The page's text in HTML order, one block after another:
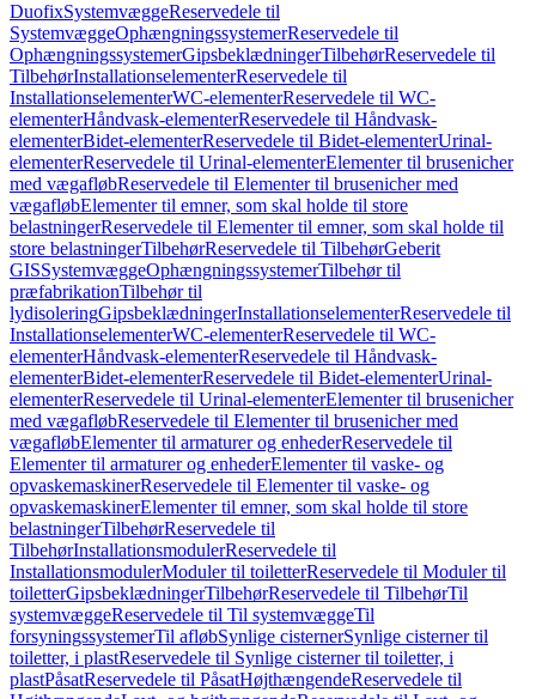
DuofixSystemvæggeReservedele til
SystemvæggeOphængningssystemerReservedele til
OphængningssystemerGipsbeklædningerTilbehørReservedele til
TilbehørInstallationselementerReservedele til
InstallationselementerWC-elementerReservedele til WC-
elementerHåndvask-elementerReservedele til Håndvask-
elementerBidet-elementerReservedele til Bidet-elementerUrinal-
elementerReservedele til Urinal-elementerElementer til brusenicher
med vægafløbReservedele til Elementer til brusenicher med
vægafløbElementer til emner, som skal holde til store
belastningerReservedele til Elementer til emner, som skal holde til
store belastningerTilbehørReservedele til TilbehørGeberit
GISSystemvæggeOphængningssystemerTilbehør til
præfabrikationTilbehør til
lydisoleringGipsbeklædningerInstallationselementerReservedele til
InstallationselementerWC-elementerReservedele til WC-
elementerHåndvask-elementerReservedele til Håndvask-
elementerBidet-elementerReservedele til Bidet-elementerUrinal-
elementerReservedele til Urinal-elementerElementer til brusenicher
med vægafløbReservedele til Elementer til brusenicher med
vægafløbElementer til armaturer og enhederReservedele til
Elementer til armaturer og enhederElementer til vaske- og
opvaskemaskinerReservedele til Elementer til vaske- og
opvaskemaskinerElementer til emner, som skal holde til store
belastningerTilbehørReservedele til
TilbehørInstallationsmodulerReservedele til
InstallationsmodulerModuler til toiletterReservedele til Moduler til
toiletterGipsbeklædningerTilbehørReservedele til TilbehørTil
systemvæggeReservedele til Til systemvæggeTil
forsyningssystemerTil afløbSynlige cisternerSynlige cisterner til
toiletter, i plastReservedele til Synlige cisterner til toiletter, i
plastPåsatReservedele til PåsatHøjthængendeReservedele til